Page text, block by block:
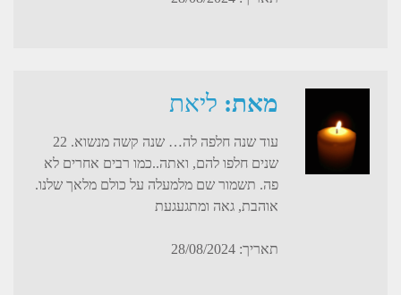
מאת: ליאת
עוד שנה חלפה לה… שנה קשה מנשוא. 22
שנים חלפו להם, ואתה..כמו רבים אחרים לא
פה. תשמור שם מלמעלה על כולם מלאך שלנו.
אוהבת, גאה ומתגעגעת
תאריך: 28/08/2024